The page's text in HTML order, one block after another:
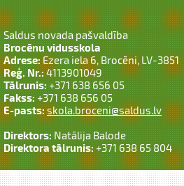
Saldus novada pašvaldība
Brocēnu vidusskola
Adrese:Ezera iela 6, Brocēni, LV-3851
Reģ. Nr.:4113901049
Tālrunis:+371 638 656 05
Fakss:+371 638 656 05
E-pasts:skola.broceni@saldus.lv
Direktors:Natālija Balode
Direktora tālrunis:+371 638 65 804